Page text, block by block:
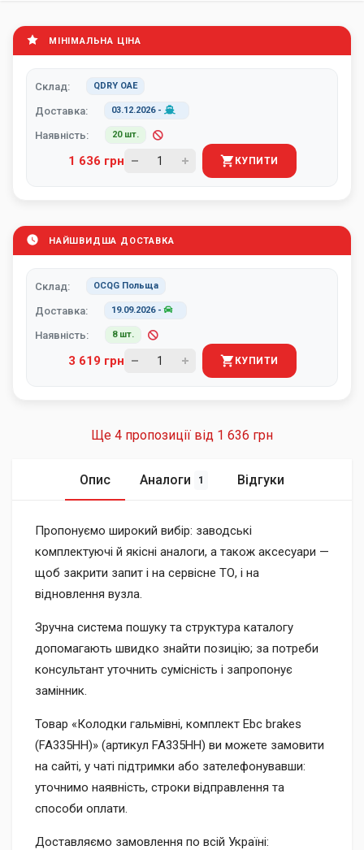
МІНІМАЛЬНА ЦІНА
Склад: QDRY ОАЕ
Доставка: 03.12.2026-
Наявність: 20 шт.
1 636 грн КУПИТИ
НАЙШВИДША ДОСТАВКА
Склад: OCQG Польща
Доставка: 19.09.2026-
Наявність: 8 шт.
3 619 грн КУПИТИ
Ще 4 пропозиції від 1 636 грн
Опис Аналоги 1 Відгуки
Пропонуємо широкий вибір: заводські
комплектуючі й якісні аналоги, а також аксесуари —
щоб закрити запит і на сервісне ТО, і на
відновлення вузла.
Зручна система пошуку та структура каталогу
допомагають швидко знайти позицію; за потреби
консультант уточнить сумісність і запропонує
замінник.
Товар «Колодки гальмівні, комплект Ebc brakes
(FA335HH)» (артикул FA335HH) ви можете замовити
на сайті, у чаті підтримки або зателефонувавши:
уточнимо наявність, строки відправлення та
способи оплати.
Доставляємо замовлення по всій Україні: